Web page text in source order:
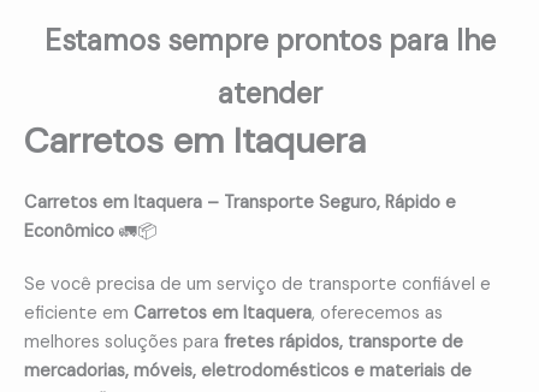
Estamos sempre prontos para lhe
atender
Carretos em Itaquera
Carretos em Itaquera – Transporte Seguro, Rápido e
Econômico 🚛📦
Se você precisa de um serviço de transporte confiável e
eficiente em Carretos em Itaquera, oferecemos as
melhores soluções para fretes rápidos, transporte de
mercadorias, móveis, eletrodomésticos e materiais de